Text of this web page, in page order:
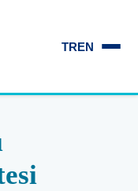
TREN